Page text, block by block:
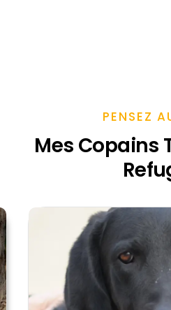
PENSEZ
Mes Copains